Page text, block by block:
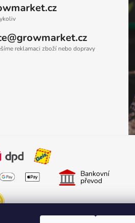
reklamaci zboží nebo dopravy
Bankovní
převod